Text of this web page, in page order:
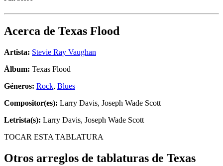
Acerca de Texas Flood
Artista: Stevie Ray Vaughan
Álbum: Texas Flood
Géneros: Rock, Blues
Compositor(es): Larry Davis, Joseph Wade Scott
Letrista(s): Larry Davis, Joseph Wade Scott
TOCAR ESTA TABLATURA
Otros arreglos de tablaturas de Texas